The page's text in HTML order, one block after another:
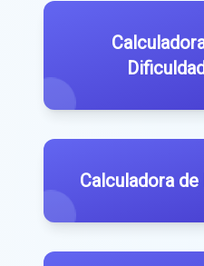
Calculadora